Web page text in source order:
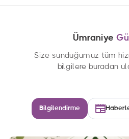
Ümraniye
Size sunduğumuz tüm
bilgilere buradan
Bilgilendirme